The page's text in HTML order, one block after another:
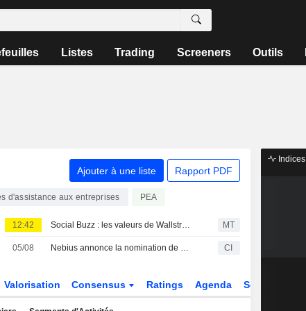
Listes Trading Screeners Outils
Ajouter à une liste Rapport PDF
d'assistance aux entreprises PEA
12:42 Social Buzz : les valeurs de Wallstreetbets majoritairement en hausse avant l'ouverture vendredi ; Hertz Global progresse, Trade Desk chute MT
05/08 Nebius annonce la nomination de Lindsey Irvine au poste de directrice du marketing CI
Valorisation Consensus Ratings Agenda Secteur
Indices